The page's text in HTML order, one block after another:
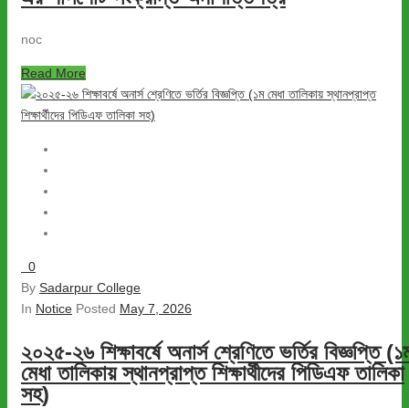
noc
Read More
0
By Sadarpur College
In Notice Posted May 7, 2026
২০২৫-২৬ শিক্ষাবর্ষে অনার্স শ্রেণিতে ভর্তির বিজ্ঞপ্তি
মেধা তালিকায় স্থানপ্রাপ্ত শিক্ষার্থীদের পিডিএফ তালিকা
সহ)